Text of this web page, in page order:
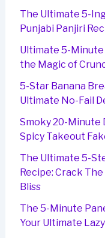
The Ultimate 5-
Punjabi Panjiri
Ultimate 5-Minute
the Magic of
5-Star Banana
Ultimate No-Fail
Smoky 20-Minute
Spicy Takeout
The Ultimate 5-
Recipe: Crack
Bliss
The 5-Minute
Your Ultimate